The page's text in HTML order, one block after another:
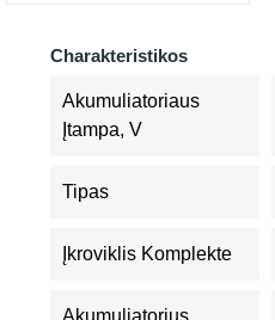
Charakteristikos
Akumuliatoriaus
Įtampa, V
Tipas
Įkroviklis Komplekte
Akumuliatorius